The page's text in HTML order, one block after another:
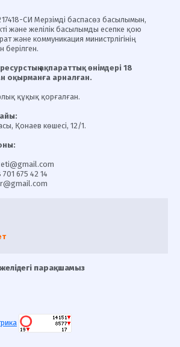
СИ Мерзімді баспасөз басылымын,
және желілік басылымды есепке қою
және коммуникация министрлігінің
берілген.
ақпараттық өнімдері 18
оқырманға арналған.
құқық қорғалған.
Қонаев көшесі, 12/1.
701 675 42 14
желідегі парақшамыз